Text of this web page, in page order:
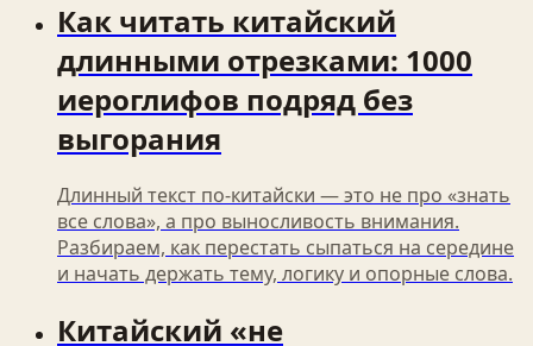
Как читать китайский
длинными отрезками: 1000
иероглифов подряд без
выгорания
Длинный текст по-китайски — это не про «знать
все слова», а про выносливость внимания.
Разбираем, как перестать сыпаться на середине
и начать держать тему, логику и опорные слова.
Китайский «не